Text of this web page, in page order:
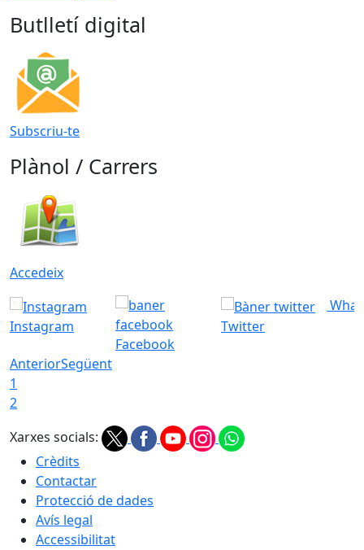
Butlletí digital
Subscriu-te
Plànol / Carrers
Accedeix
Instagram
Facebook
Twitter
AnteriorSegüent
1
2
Xarxes socials:
Crèdits
Contactar
Protecció de dades
Avís legal
Accessibilitat